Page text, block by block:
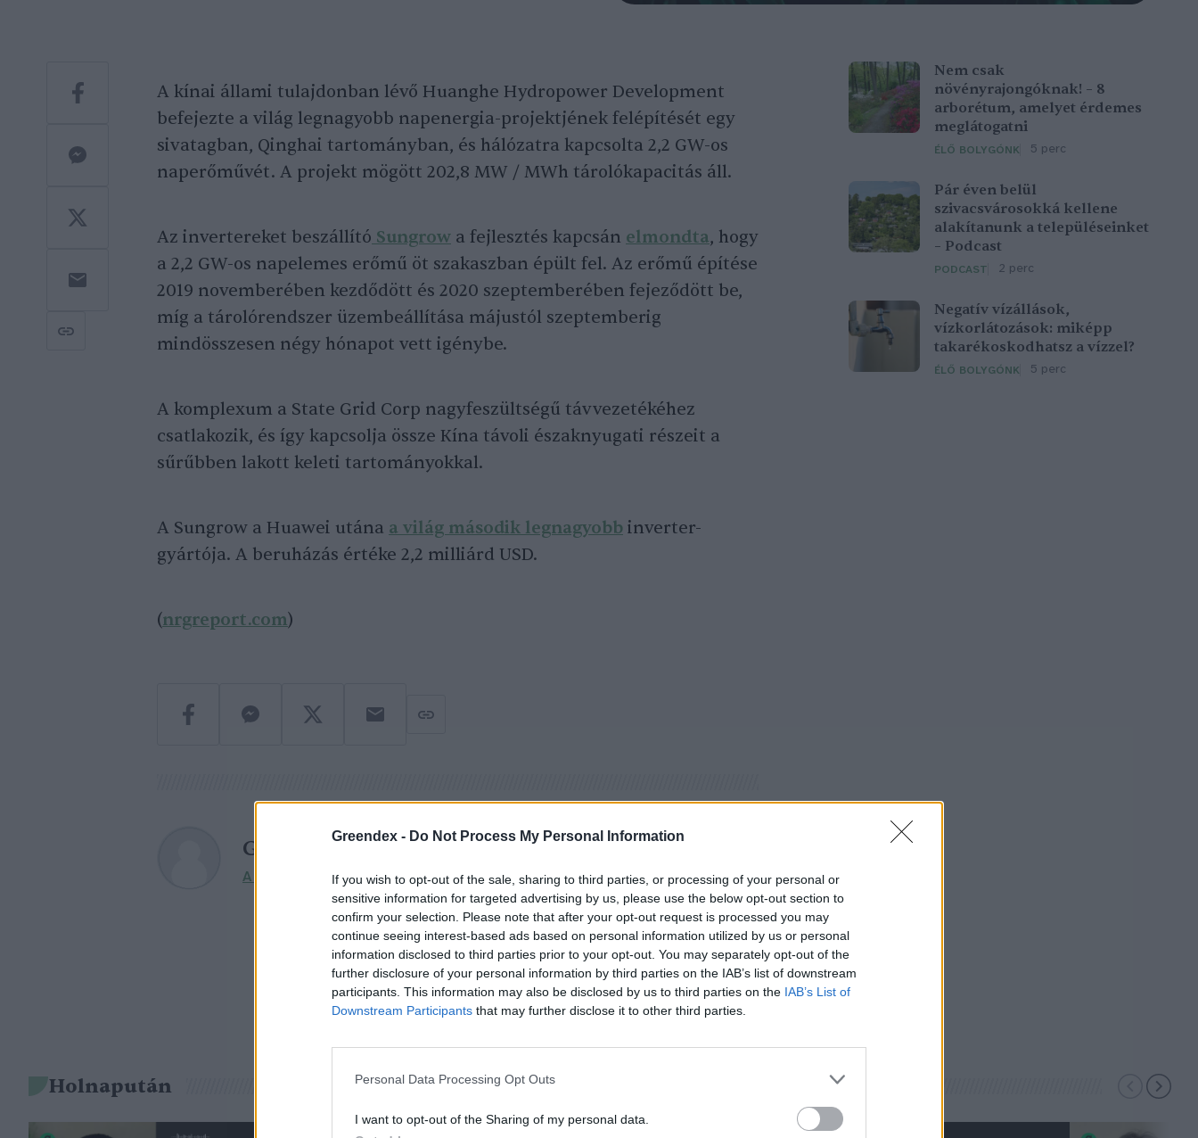
Greendex - Do Not Process My Personal Information
If you wish to opt-out of the sale, sharing to third parties, or processing of your personal or
sensitive information for targeted advertising by us, please use the below opt-out section to
confirm your selection. Please note that after your opt-out request is processed you may
continue seeing interest-based ads based on personal information utilized by us or personal
information disclosed to third parties prior to your opt-out. You may separately opt-out of the
further disclosure of your personal information by third parties on the IAB’s list of downstream
participants. This information may also be disclosed by us to third parties on the IAB’s List of
Downstream Participants that may further disclose it to other third parties.
Personal Data Processing Opt Outs
I want to opt-out of the Sharing of my personal data.
A kínai állami tulajdonban lévő Huanghe Hydropower Development
befejezte a világ legnagyobb napenergia-projektjének felépítését egy
sivatagban, Qinghai tartományban, és hálózatra kapcsolta 2,2 GW-os
naperőművét. A projekt mögött 202,8 MW / MWh tárolókapacitás áll.
Az invertereket beszállító Sungrow a fejlesztés kapcsán elmondta, hogy
a 2,2 GW-os napelemes erőmű öt szakaszban épült fel. Az erőmű építése
2019 novemberében kezdődött és 2020 szeptemberében fejeződött be,
míg a tárolórendszer üzembeállítása májustól szeptemberig
mindösszesen négy hónapot vett igénybe.
A komplexum a State Grid Corp nagyfeszültségű távvezetékéhez
csatlakozik, és így kapcsolja össze Kína távoli északnyugati részeit a
sűrűbben lakott keleti tartományokkal.
A Sungrow a Huawei utána a világ második legnagyobb inverter-
gyártója. A beruházás értéke 2,2 milliárd USD.
(nrgreport.com)
Greendex
A szerző további cikkei
Nem csak
növényrajongóknak! – 8
arborétum, amelyet érdemes
meglátogatni
ÉLŐ BOLYGÓNK 5 perc
Pár éven belül
szivacsvárosokká kellene
alakítanunk a településeinket
– Podcast
PODCAST 2 perc
Negatív vízállások,
vízkorlátozások: miképp
takarékoskodhatsz a vízzel?
ÉLŐ BOLYGÓNK 5 perc
Holnapután